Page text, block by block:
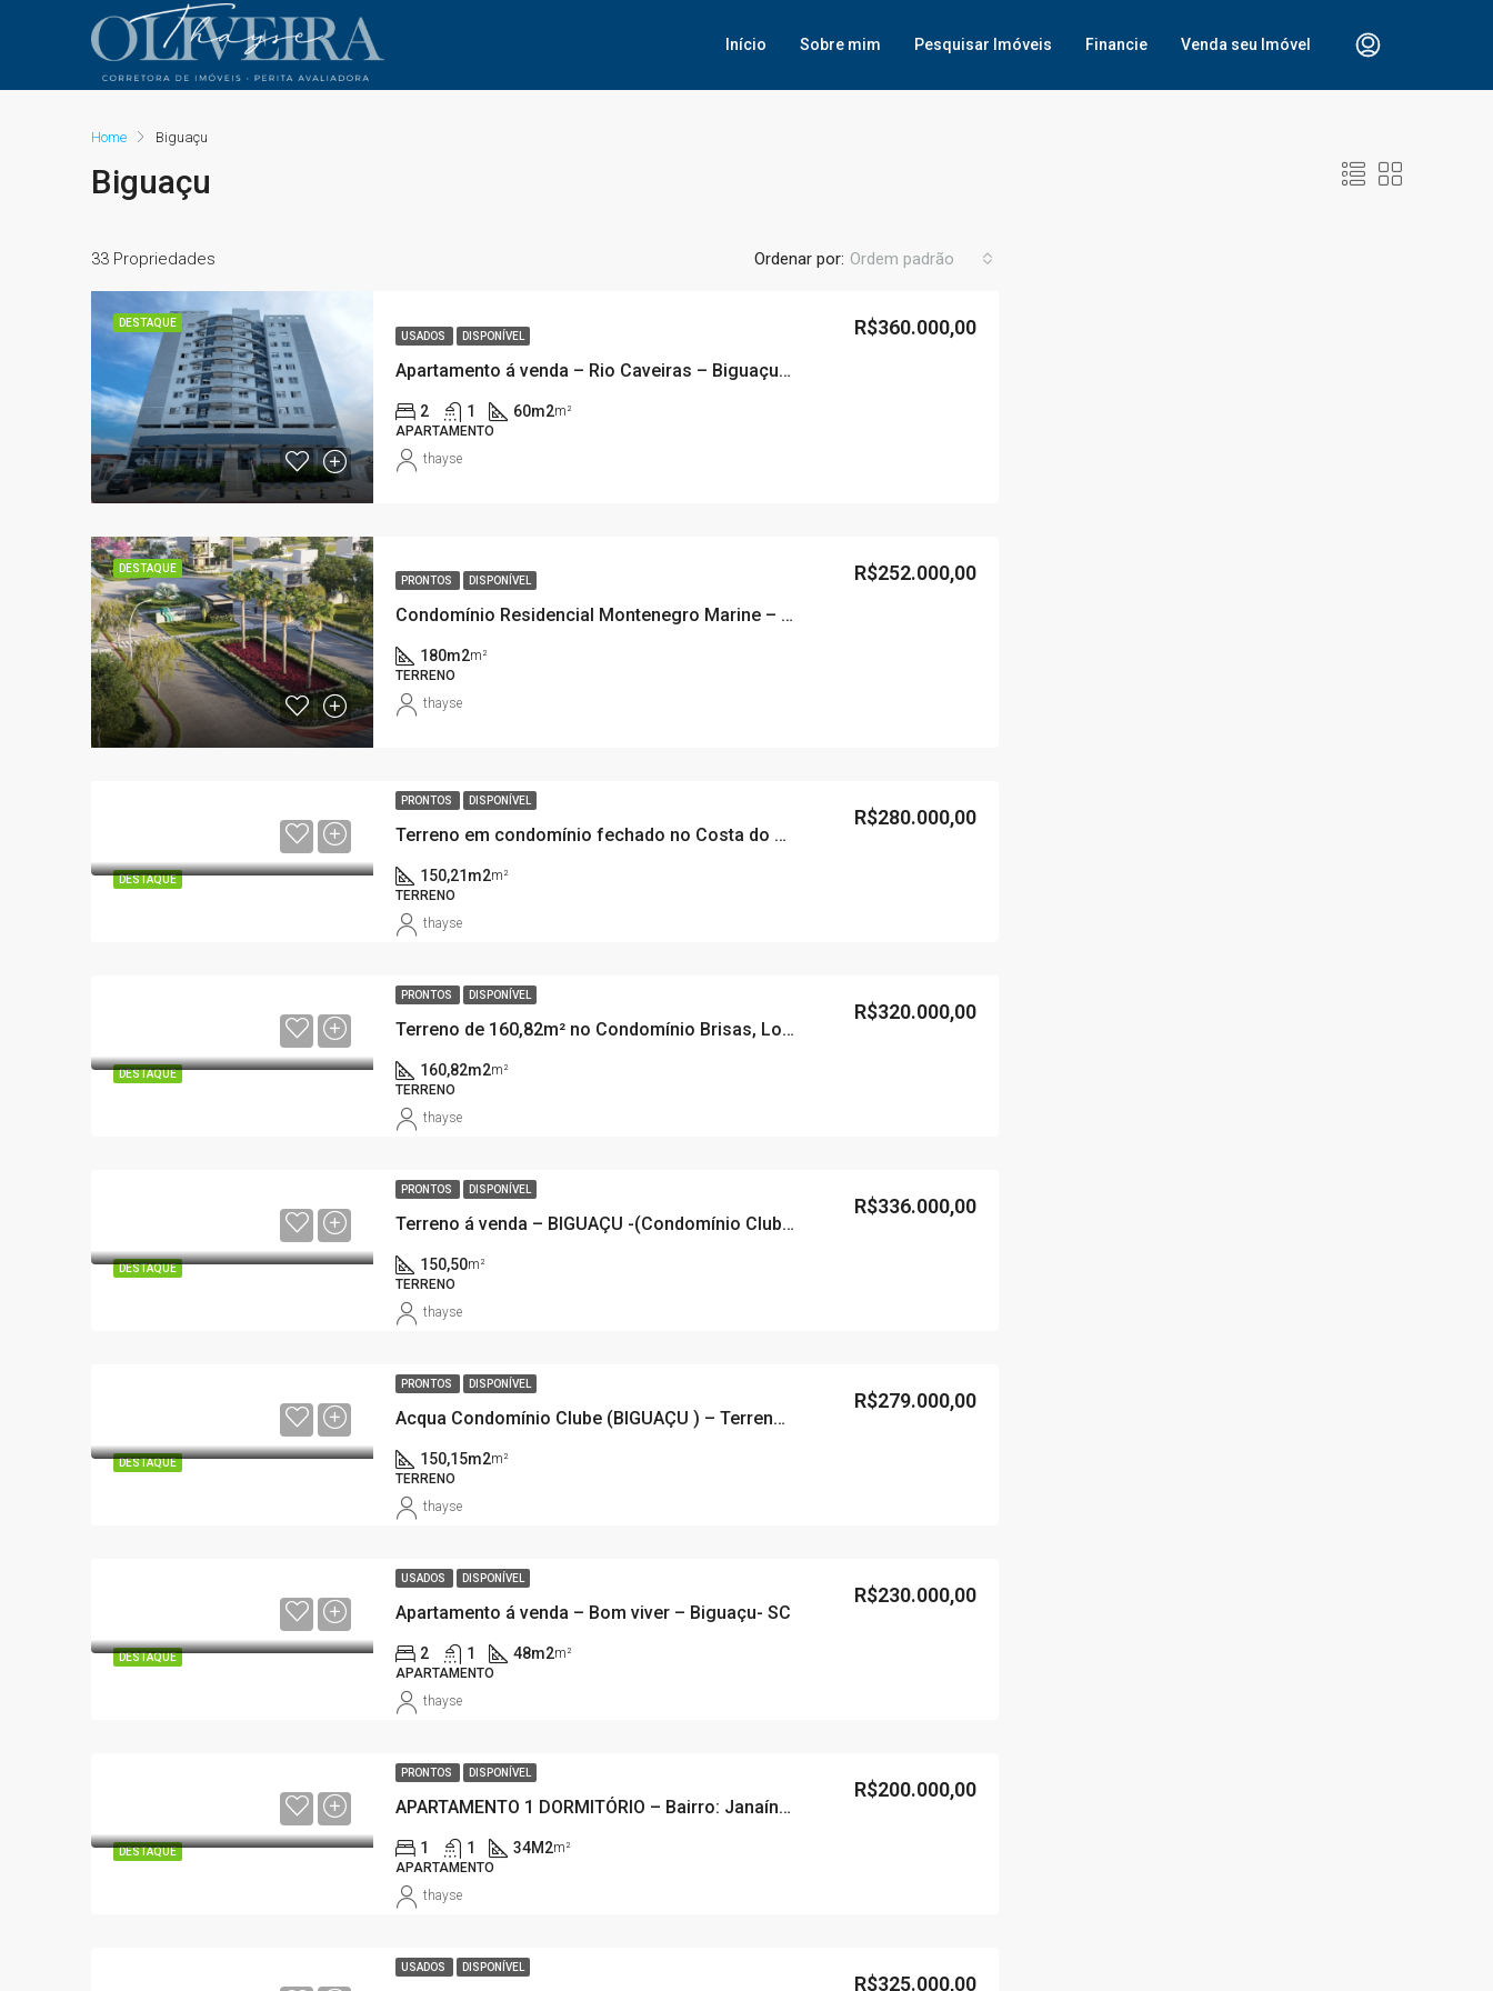
Início Sobre mim Pesquisar Imóveis Financie Venda seu Imóvel
Home Biguaçu
Biguaçu
33 Propriedades Ordenar por: Ordem padrão
DESTAQUE
USADOS
DISPONÍVEL
Apartamento á venda – Rio Caveiras – Biguaçu/SC
R$360.000,00
2 1 60m2m²
APARTAMENTO
thayse
DESTAQUE
PRONTOS
DISPONÍVEL
Condomínio Residencial Montenegro Marine – Deltaville – Biguaçu/SC
R$252.000,00
180m2m²
TERRENO
thayse
DESTAQUE
PRONTOS DISPONÍVEL
Terreno em condomínio fechado no Costa do Sol Condomínio Clube, Deltaville ( BIGUAÇU – SC)
R$280.000,00
150,21m2m²
TERRENO
thayse
DESTAQUE
PRONTOS DISPONÍVEL
Terreno de 160,82m² no Condomínio Brisas, Loteamento DeltaVille – BIGUAÇU – SC
R$320.000,00
160,82m2m²
TERRENO
thayse
DESTAQUE
PRONTOS DISPONÍVEL
Terreno á venda – BIGUAÇU -(Condomínio Clube) DELTAVILLE- BIGUAÇU – SC
R$336.000,00
150,50m²
TERRENO
thayse
DESTAQUE
PRONTOS DISPONÍVEL
Acqua Condomínio Clube (BIGUAÇU ) – Terreno em Condomínio Fechado – DELTAVILLE – BIGUAÇU – SC
R$279.000,00
150,15m2m²
TERRENO
thayse
DESTAQUE
USADOS DISPONÍVEL
Apartamento á venda – Bom viver – Biguaçu- SC
R$230.000,00
2 1 48m2m²
APARTAMENTO
thayse
DESTAQUE
PRONTOS DISPONÍVEL
APARTAMENTO 1 DORMITÓRIO – Bairro: Janaína – PROGRAMA MINHA CASA MINHA VIDA
R$200.000,00
1 1 34M2m²
APARTAMENTO
thayse
USADOS DISPONÍVEL
R$325.000,00